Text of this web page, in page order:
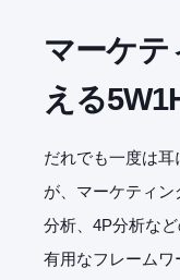
マーケテ
える
だれでも一度は
が、マーケティ
分析、4P分析な
有用なフレームワ